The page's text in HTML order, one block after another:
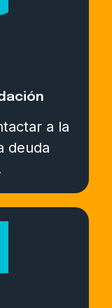
a la
deuda